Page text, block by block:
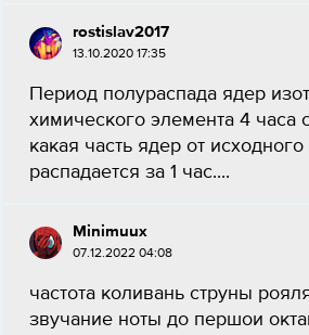
rostislav2017
13.10.2020 17:35
Период полураспада ядер
химического элемента 4 часа
какая часть ядер от
распадается за 1 час....
Minimuux
07.12.2022 04:08
частота коливань струны
звучание ноты до першои